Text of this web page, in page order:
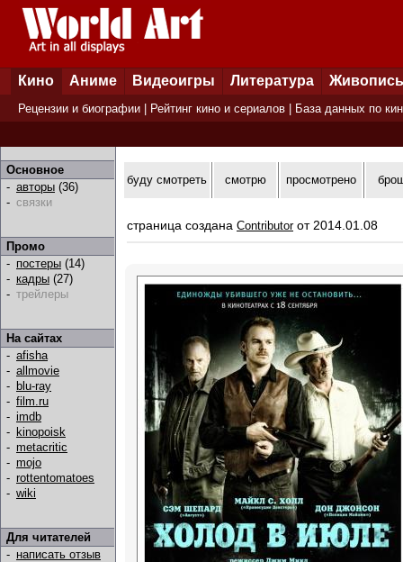
Кино Аниме Видеоигры Литература Живопись
Рецензии и биографии Рейтинг кино и сериалов База данных по
Основное
- авторы (36)
- связки
Промо
- постеры (14)
- кадры (27)
- трейлеры
На сайтах
- afisha
- allmovie
- blu-ray
- film.ru
- imdb
- kinopoisk
- metacritic
- mojo
- rottentomatoes
- wiki
Для читателей
- написать отзыв
буду смотреть смотрю просмотрено
страница создана Contributorот 2014.01.08